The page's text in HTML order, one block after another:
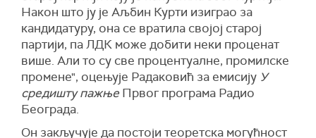
Након што ју је Аљбин Курти изиграо за
кандидатуру, она се вратила својој старој
партији, па ЛДК може добити неки проценат
више. Али то су све процентуалне, промилске
промене", оцењује Радаковић за емисију У
средишту пажњеПрвог програма Радио
Београда.
Он закључује да постоји теоретска могућност